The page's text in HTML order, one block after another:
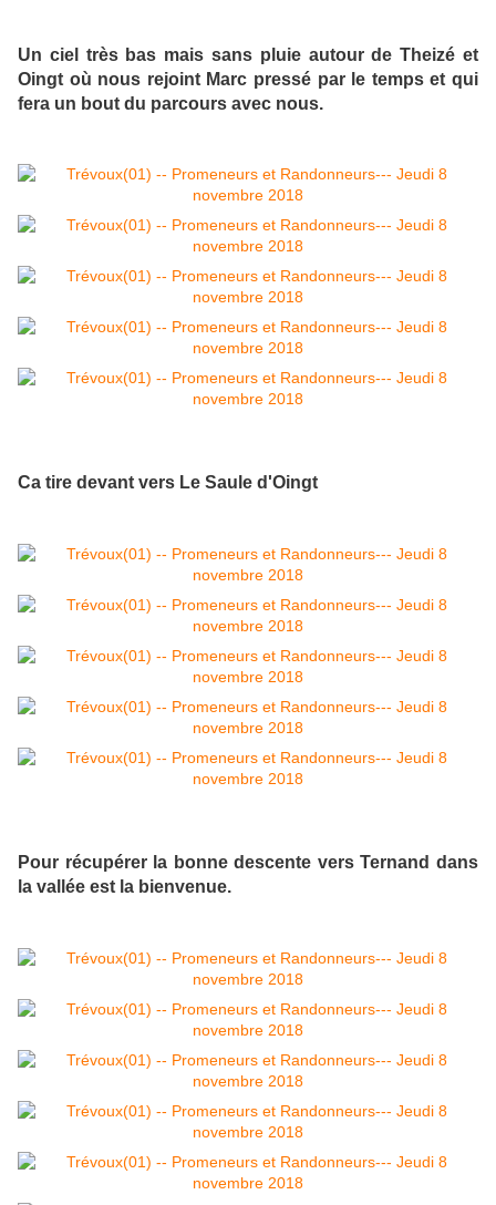
Un ciel très bas mais sans pluie autour de Theizé et
Oingt où nous rejoint Marc pressé par le temps et qui
fera un bout du parcours avec nous.
Ca tire devant vers Le Saule d'Oingt
Pour récupérer la bonne descente vers Ternand dans
la vallée est la bienvenue.